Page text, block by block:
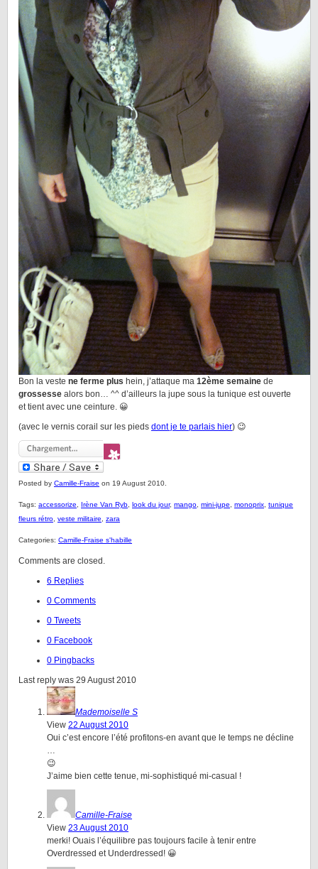
Bon la veste ne ferme plus hein, j’attaque ma 12ème semaine de
grossesse alors bon… ^^ d’ailleurs la jupe sous la tunique est ouverte
et tient avec une ceinture. 😀
(avec le vernis corail sur les pieds dont je te parlais hier) 😉
Posted by Camille-Fraise on 19 August 2010.
Tags: accessorize Irène Van Ryb look du jour, mango mini-jupe monoprix tunique
fleurs rétro veste militaire zara
Categories: Camille-Fraise s'habille
Comments are closed.
6 Replies
0 Comments
0 Tweets
0 Facebook
0 Pingbacks
Last reply was 29 August 2010
Mademoiselle S
View 22 August 2010
Oui c’est encore l’été profitons-en avant que le temps ne décline
…
😉
J’aime bien cette tenue, mi-sophistiqué mi-casual !
Camille-Fraise
View 23 August 2010
merki! Ouais l’équilibre pas toujours facile à tenir entre
Overdressed et Underdressed! 😀